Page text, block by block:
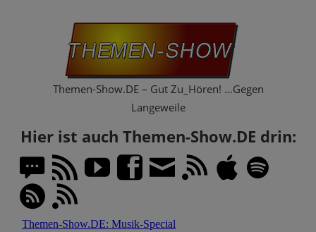
Themen-Show.DE – Gut Zu_Hören! …Gegen
Langeweile
Hier ist auch Themen-Show.DE drin: